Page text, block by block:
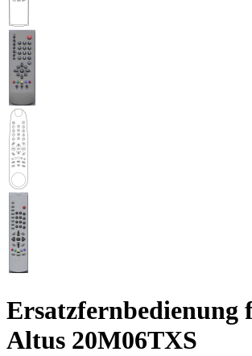
Ersatzfernbedienung
Altus 20M06TXS